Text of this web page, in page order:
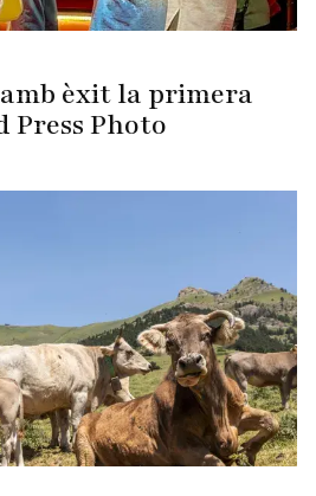
èxit la primera
Press Photo